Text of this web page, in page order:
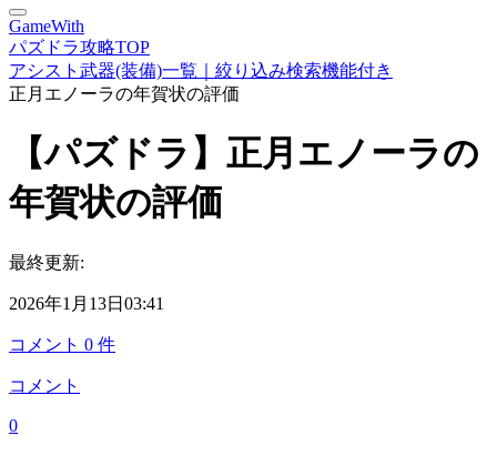
GameWith
パズドラ攻略TOP
アシスト武器(装備)一覧｜絞り込み検索機能付き
正月エノーラの年賀状の評価
【パズドラ】正月エノーラの
年賀状の評価
最終更新:
2026年1月13日03:41
コメント 0 件
コメント
0